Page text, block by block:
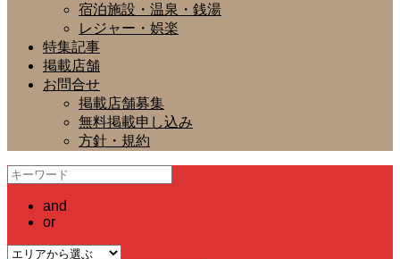
宿泊施設・温泉・銭湯
レジャー・娯楽
特集記事
掲載店舗
お問合せ
掲載店舗募集
無料掲載申し込み
方針・規約
and
or